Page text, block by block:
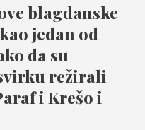
blagdanske
jedan od
da su
režirali
i Krešo i